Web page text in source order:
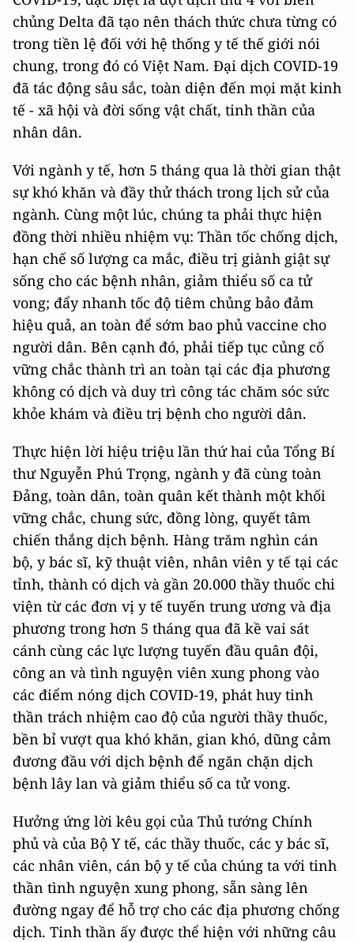
chủng Delta đã tạo nên thách thức chưa từng có
trong tiền lệ đối với hệ thống y tế thế giới nói
chung, trong đó có Việt Nam. Đại dịch COVID-19
đã tác động sâu sắc, toàn diện đến mọi mặt kinh
tế - xã hội và đời sống vật chất, tinh thần của
nhân dân.
Với ngành y tế, hơn 5 tháng qua là thời gian thật
sự khó khăn và đầy thử thách trong lịch sử của
ngành. Cùng một lúc, chúng ta phải thực hiện
đồng thời nhiều nhiệm vụ: Thần tốc chống dịch,
hạn chế số lượng ca mắc, điều trị giành giật sự
sống cho các bệnh nhân, giảm thiểu số ca tử
vong; đẩy nhanh tốc độ tiêm chủng bảo đảm
hiệu quả, an toàn để sớm bao phủ vaccine cho
người dân. Bên cạnh đó, phải tiếp tục củng cố
vững chắc thành trì an toàn tại các địa phương
không có dịch và duy trì công tác chăm sóc sức
khỏe khám và điều trị bệnh cho người dân.
Thực hiện lời hiệu triệu lần thứ hai của Tổng Bí
thư Nguyễn Phú Trọng, ngành y đã cùng toàn
Đảng, toàn dân, toàn quân kết thành một khối
vững chắc, chung sức, đồng lòng, quyết tâm
chiến thắng dịch bệnh. Hàng trăm nghìn cán
bộ, y bác sĩ, kỹ thuật viên, nhân viên y tế tại các
tỉnh, thành có dịch và gần 20.000 thầy thuốc chi
viện từ các đơn vị y tế tuyến trung ương và địa
phương trong hơn 5 tháng qua đã kề vai sát
cánh cùng các lực lượng tuyến đầu quân đội,
công an và tình nguyện viên xung phong vào
các điểm nóng dịch COVID-19, phát huy tinh
thần trách nhiệm cao độ của người thầy thuốc,
bền bỉ vượt qua khó khăn, gian khó, dũng cảm
đương đầu với dịch bệnh để ngăn chặn dịch
bệnh lây lan và giảm thiểu số ca tử vong.
Hưởng ứng lời kêu gọi của Thủ tướng Chính
phủ và của Bộ Y tế, các thầy thuốc, các y bác sĩ,
các nhân viên, cán bộ y tế của chúng ta với tinh
thần tình nguyện xung phong, sẵn sàng lên
đường ngay để hỗ trợ cho các địa phương chống
dịch. Tinh thần ấy được thể hiện với những câu